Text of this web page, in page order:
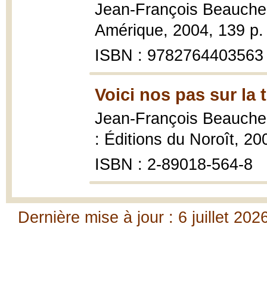
Jean-François
Amérique, 2004, 139
ISBN : 9782764403563
Voici nos pas sur la
Jean-François
: Éditions du Noroît,
ISBN : 2-89018-564-8
Dernière mise à jour : 6 juillet